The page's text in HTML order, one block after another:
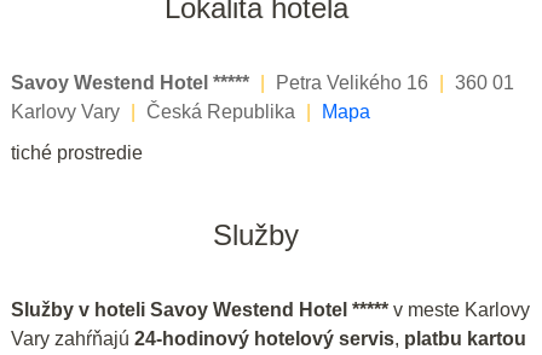
Lokalita hotela
Savoy Westend Hotel ***** Petra Velikého 16
360 01
Karlovy Vary
Česká Republika
Mapa
tiché prostredie
Služby
Služby v hoteli Savoy Westend Hotel ***** v meste Karlovy
Vary zahŕňajú 24-hodinový hotelový servis, platbu kartou